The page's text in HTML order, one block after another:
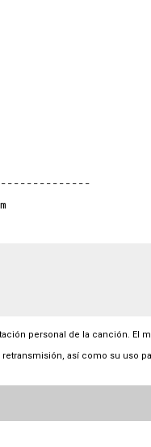
personal de la canción. El
así como su uso